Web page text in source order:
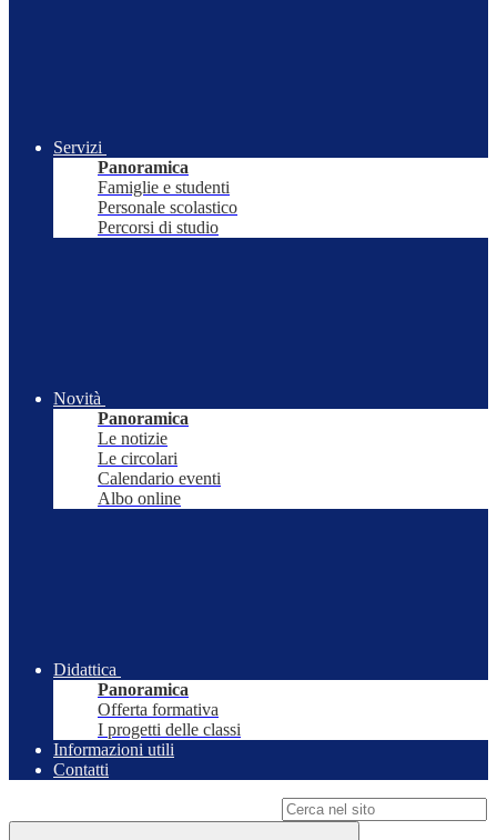
Servizi
Panoramica
Famiglie e studenti
Personale scolastico
Percorsi di studio
Novità
Panoramica
Le notizie
Le circolari
Calendario eventi
Albo online
Didattica
Panoramica
Offerta formativa
I progetti delle classi
Informazioni utili
Contatti